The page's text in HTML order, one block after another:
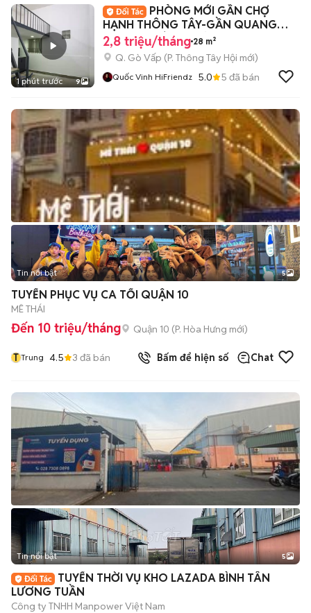
1 phút trước 9
PHÒNG MỚI GẦN CHỢ
HẠNH THÔNG TÂY-GẦN QUANG
TRUNG-PHÒNG MỚI KENG
2,8 triệu/tháng 28 m²
Q. Gò Vấp (P. Thông Tây Hội mới)
Quốc Vinh HiFriendz 5.0 5 đã bán
Tin nổi bật 5
TUYỂN PHỤC VỤ CA TỐI QUẬN 10
MÊ THÁI
Đến 10 triệu/tháng Quận 10 (P. Hòa Hưng mới)
T Trung 4.5 3 đã bán Bấm để hiện số Chat
Tin nổi bật 5
TUYỂN THỜI VỤ KHO LAZADA BÌNH TÂN
LƯƠNG TUẦN
Công ty TNHH Manpower Việt Nam